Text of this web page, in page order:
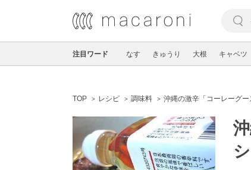
注目ワード なす きゅうり 大根 キャベツ
TOP レシピ 調味料 沖縄の激辛「コーレーグ